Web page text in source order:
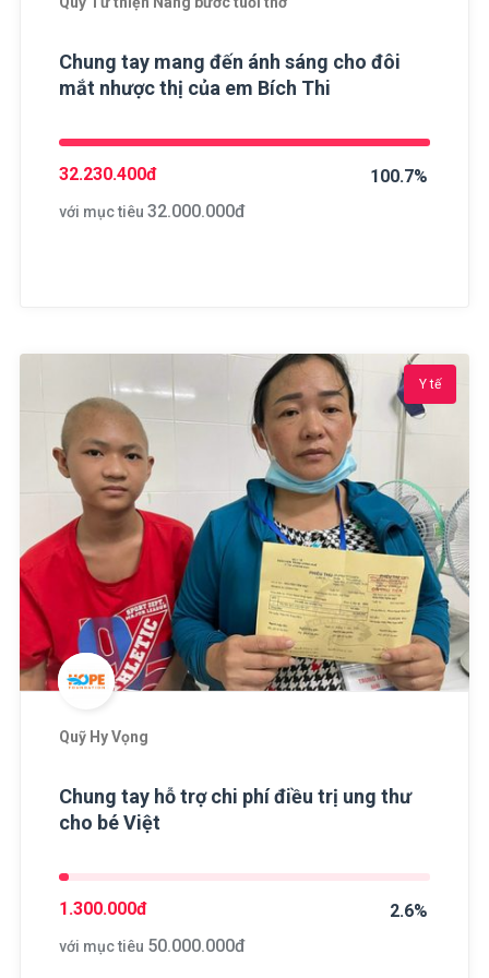
Chung tay mang đến ánh sáng cho đôi
mắt nhược thị của em Bích Thi
100.7%
32.230.400đ
với mục tiêu 32.000.000đ
Y tế
Quỹ Hy Vọng
Chung tay hỗ trợ chi phí điều trị ung thư
cho bé Việt
2.6%
1.300.000đ
với mục tiêu 50.000.000đ